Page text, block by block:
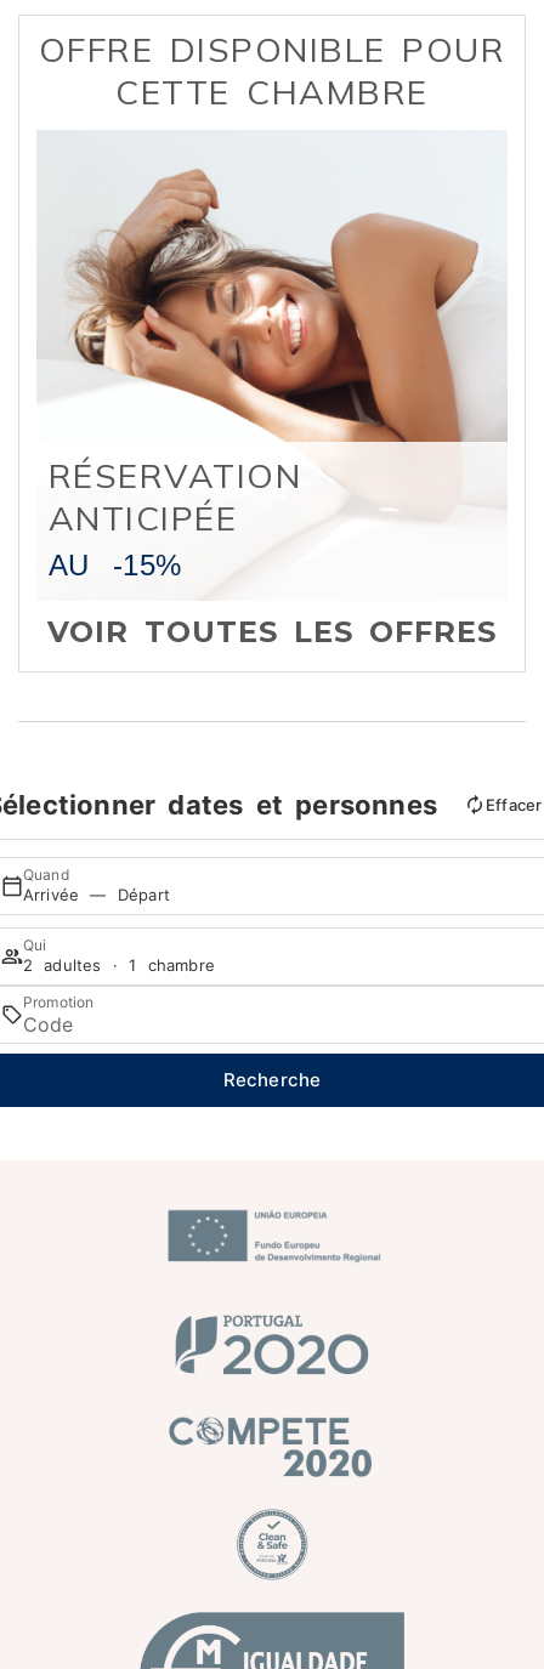
OFFRE DISPONIBLE POUR
CETTE CHAMBRE
RÉSERVATION
ANTICIPÉE
AU -15%
VOIR TOUTES LES OFFRES
dates et personnes Effacer
Quand
Arrivée — Départ
Qui
2 adultes · 1 chambre
Promotion
Recherche